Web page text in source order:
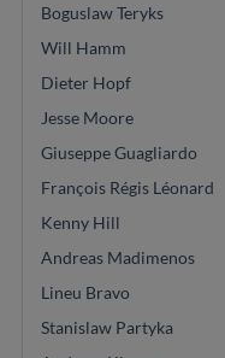
Boguslaw Teryks
Will Hamm
Dieter Hopf
Jesse Moore
Giuseppe Guagliardo
François Régis Léonard
Kenny Hill
Andreas Madimenos
Lineu Bravo
Stanislaw Partyka